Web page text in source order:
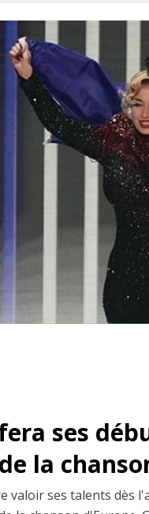
ses
la
valoir ses talents dès